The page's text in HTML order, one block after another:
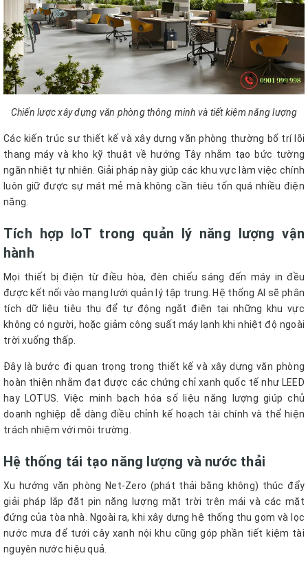
Chiến lược xây dựng văn phòng thông minh và tiết kiệm năng lượng
Các kiến trúc sư thiết kế và xây dựng văn phòng thường bố trí lõi
thang máy và kho kỹ thuật về hướng Tây nhằm tạo bức tường
ngăn nhiệt tự nhiên. Giải pháp này giúp các khu vực làm việc chính
luôn giữ được sự mát mẻ mà không cần tiêu tốn quá nhiều điện
năng.
Tích hợp IoT trong quản lý năng lượng vận
hành
Mọi thiết bị điện từ điều hòa, đèn chiếu sáng đến máy in đều
được kết nối vào mạng lưới quản lý tập trung. Hệ thống AI sẽ phân
tích dữ liệu tiêu thụ để tự động ngắt điện tại những khu vực
không có người, hoặc giảm công suất máy lạnh khi nhiệt độ ngoài
trời xuống thấp.
Đây là bước đi quan trọng trong thiết kế và xây dựng văn phòng
hoàn thiện nhằm đạt được các chứng chỉ xanh quốc tế như LEED
hay LOTUS. Việc minh bạch hóa số liệu năng lượng giúp chủ
doanh nghiệp dễ dàng điều chỉnh kế hoạch tài chính và thể hiện
trách nhiệm với môi trường.
Hệ thống tái tạo năng lượng và nước thải
Xu hướng văn phòng Net-Zero (phát thải bằng không) thúc đẩy
giải pháp lắp đặt pin năng lượng mặt trời trên mái và các mặt
đứng của tòa nhà. Ngoài ra, khi xây dựng hệ thống thu gom và lọc
nước mưa để tưới cây xanh nội khu cũng góp phần tiết kiệm tài
nguyên nước hiệu quả.